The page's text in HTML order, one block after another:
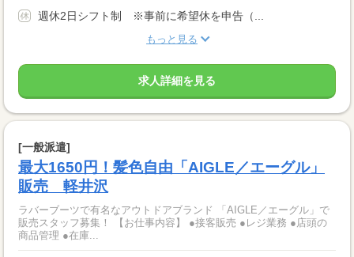
週休2日シフト制 ※事前に希望休を申告（...
もっと見る
求人詳細を見る
[一般派遣]
最大1650円！髪色自由「AIGLE／エーグル」
販売 軽井沢
ラバーブーツで有名なアウトドアブランド 「AIGLE／エーグル」で
販売スタッフ募集！ 【お仕事内容】 ●接客販売 ●レジ業務 ●店頭の
商品管理 ●在庫...